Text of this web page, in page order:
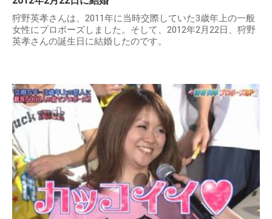
狩野英孝さんは、2011年に当時交際していた3歳年上の一般
女性にプロポーズしました。そして、2012年2月22日、狩野
英孝さんの誕生日に結婚したのです。